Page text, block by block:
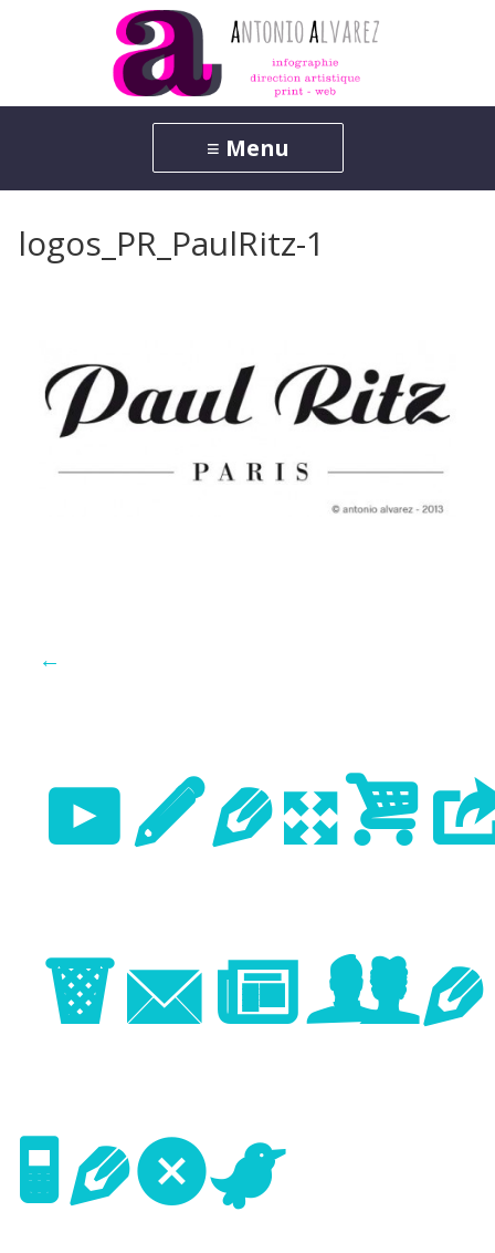
logos_PR_PaulRitz-1
←
Image
Next